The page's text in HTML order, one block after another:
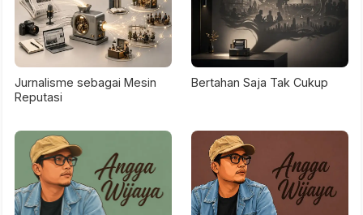
Jurnalisme sebagai Mesin
Reputasi
Bertahan Saja Tak Cukup